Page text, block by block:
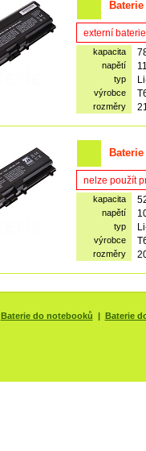
externí
kapacita
napětí
typ
výrobce
rozměry
nelze použít
kapacita
napětí
typ
výrobce
rozměry
Baterie do notebooků | Baterie